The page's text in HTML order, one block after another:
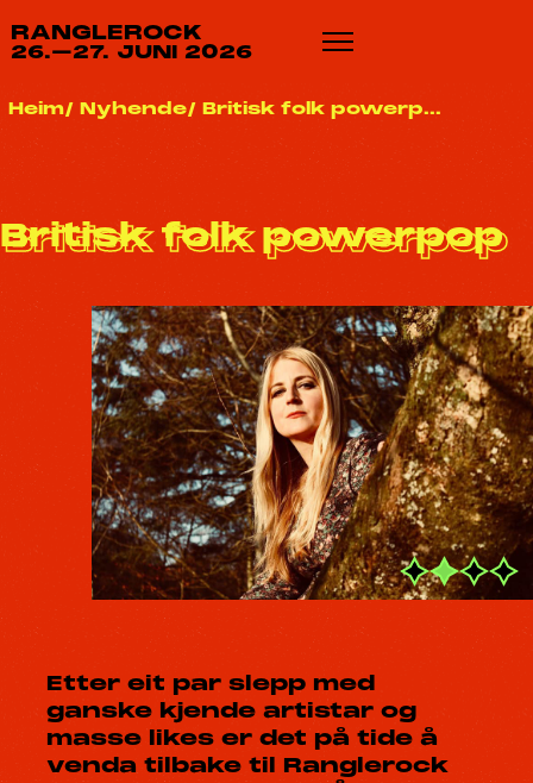
RANGLEROCK
26.–27. JUNI 2026
Heim Nyhende Britisk folk powerp...
Britisk folk powerpop
Etter eit par slepp med
ganske kjende artistar og
masse likes er det på tide å
venda tilbake til Ranglerock